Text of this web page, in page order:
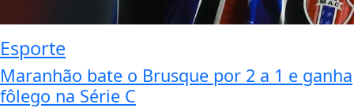
Esporte
Maranhão bate o Brusque por 2 a 1 e ganha
fôlego na Série C